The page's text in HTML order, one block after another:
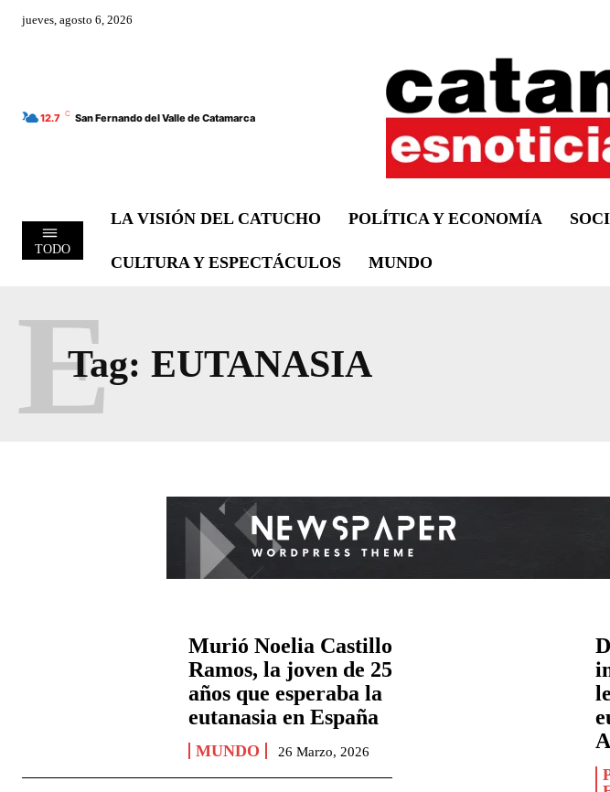
jueves, agosto 6, 2026
12.7 C San Fernando del Valle de Catamarca
TODO
LA VISIÓN DEL CATUCHO POLÍTICA Y ECONOMÍA
CULTURA Y ESPECTÁCULOS MUNDO
Tag: EUTANASIA
E
Murió Noelia Castillo
Ramos, la joven de 25
años que esperaba la
eutanasia en España
MUNDO 26 Marzo, 2026